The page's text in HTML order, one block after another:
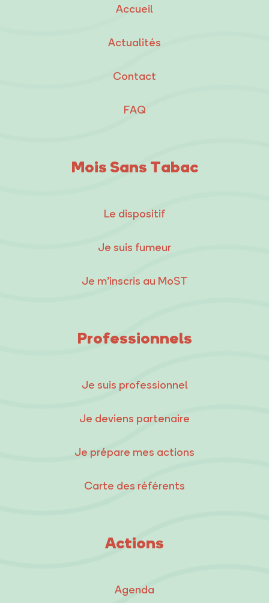
Accueil
Actualités
Contact
FAQ
Mois Sans Tabac
Le dispositif
Je suis fumeur
Je m’inscris au MoST
Professionnels
Je suis professionnel
Je deviens partenaire
Je prépare mes actions
Carte des référents
Actions
Agenda